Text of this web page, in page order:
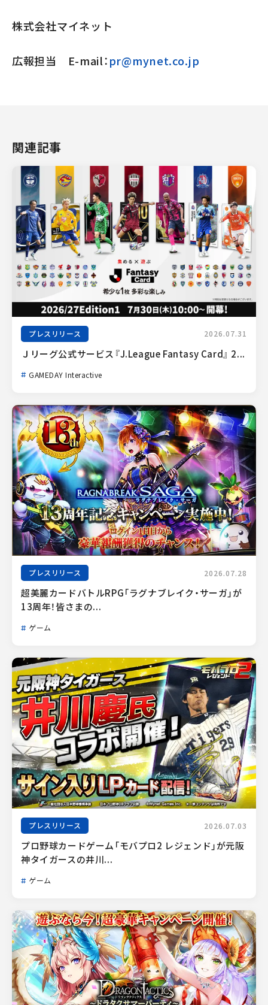
株式会社マイネット
広報担当 E-mail：pr@mynet.co.jp
関連記事
プレスリリース 2026.07.31
Ｊリーグ公式サービス『J.League Fantasy Card』 2...
GAMEDAY Interactive
プレスリリース 2026.07.28
超美麗カードバトルRPG「ラグナブレイク・サーガ」が
13周年！皆さまの...
ゲーム
プレスリリース 2026.07.03
プロ野球カードゲーム「モバプロ2 レジェンド」が元阪
神タイガースの井川...
ゲーム